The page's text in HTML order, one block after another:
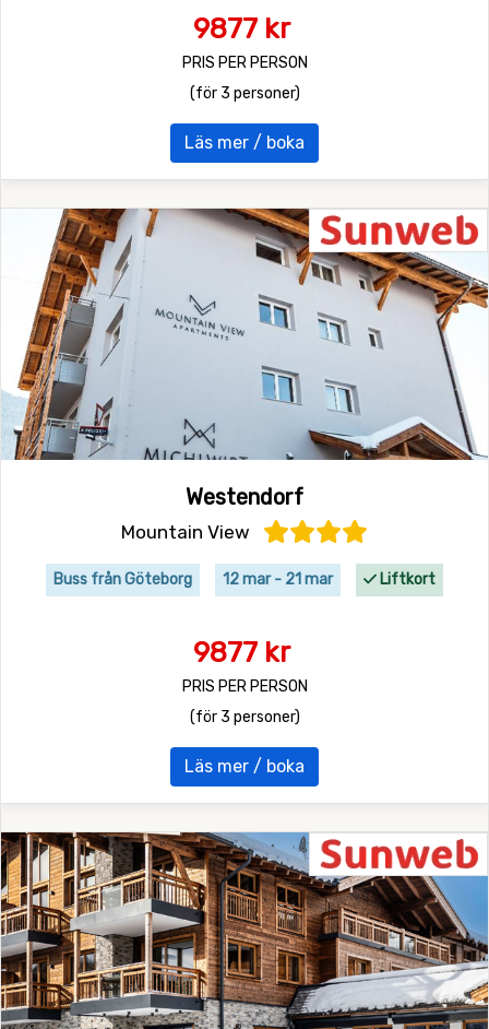
9877 kr
PRIS PER PERSON
(för 3 personer)
Läs mer / boka
Westendorf
Mountain View
Buss från Göteborg 12 mar - 21 mar Liftkort
9877 kr
PRIS PER PERSON
(för 3 personer)
Läs mer / boka